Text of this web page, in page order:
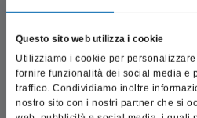
Questo sito web utilizza i cookie
Utilizziamo i cookie per
fornire funzionalità dei social media e
traffico. Condividiamo inoltre
nostro sito con i nostri partner che si
Per garantire un'esperienza
dell’adesivo deve essere eseguita
delicato. Gli strumenti impiegati
eliminare l’adesivo in modo
smalto dentale. La parte attiva